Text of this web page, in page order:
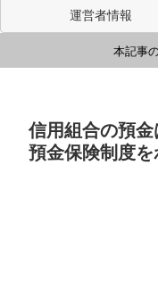
運営者情報
本記事
信用組合の預
預金保険制度